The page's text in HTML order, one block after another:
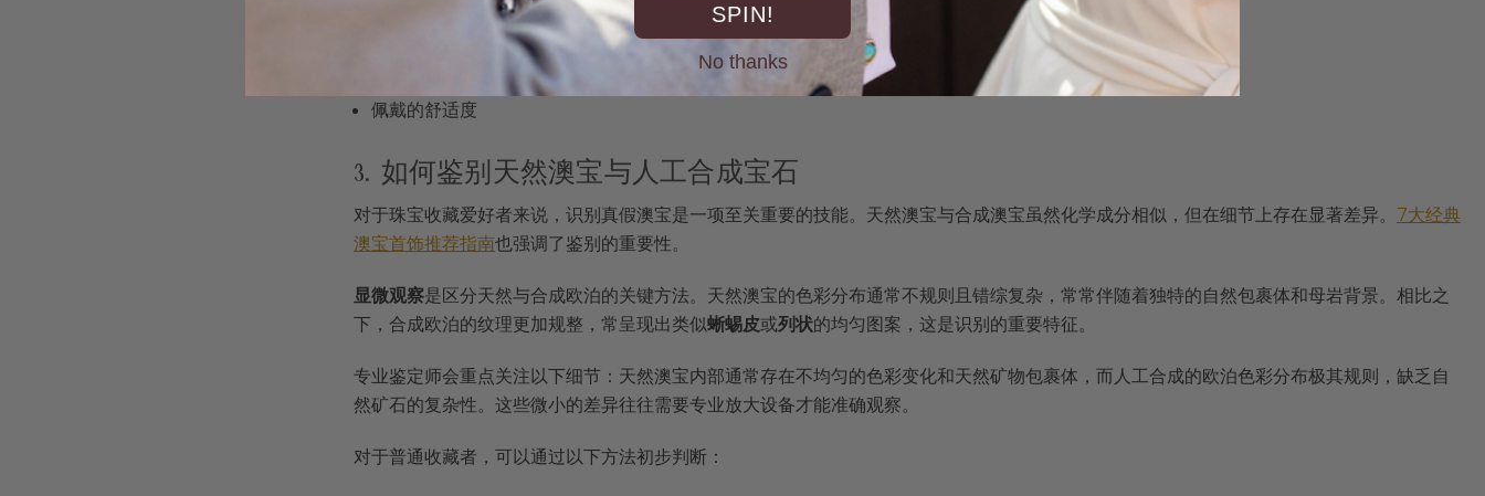
个人气质和风格
肤色和服装色调的搭配
佩戴的舒适度
3. 如何鉴别天然澳宝与人工合成宝石
对于珠宝收藏爱好者来说，识别真假澳宝是一项至关重要的技能。天然澳宝与合成澳宝虽然化学成分相似，但在细节上存在显著差异。 7大经典
澳宝首饰推荐指南也强调了鉴别的重要性。
显微观察是区分天然与合成欧泊的关键方法。天然澳宝的色彩分布通常不规则且错综复杂，常常伴随着独特的自然包裹体和母岩背景。相比之
下，合成欧泊的纹理更加规整，常呈现出类似蜥蜴皮或列状的均匀图案，这是识别的重要特征。
专业鉴定师会重点关注以下细节：天然澳宝内部通常存在不均匀的色彩变化和天然矿物包裹体，而人工合成的欧泊色彩分布极其规则，缺乏自
然矿石的复杂性。这些微小的差异往往需要专业放大设备才能准确观察。
对于普通收藏者，可以通过以下方法初步判断：
SPIN!
No thanks